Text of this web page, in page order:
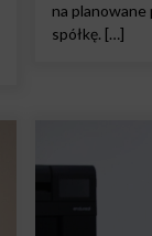
na planowane
spółkę. […]